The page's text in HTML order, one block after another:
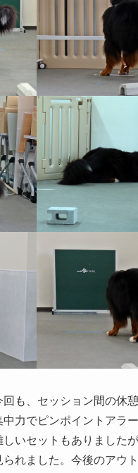
も、セッション間の休
力でピンポイントアラ
いセットもありました
れました。今後のアウ